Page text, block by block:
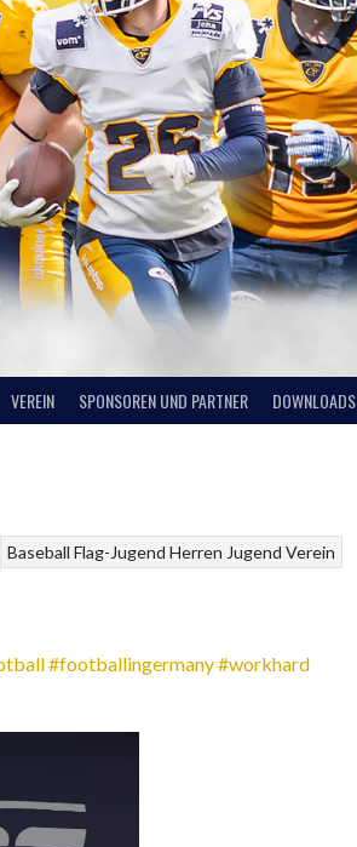
VEREIN SPONSOREN UND PARTNER DOWNLOADS
Baseball Flag-Jugend Herren Jugend Verein
#footballingermany#workhard